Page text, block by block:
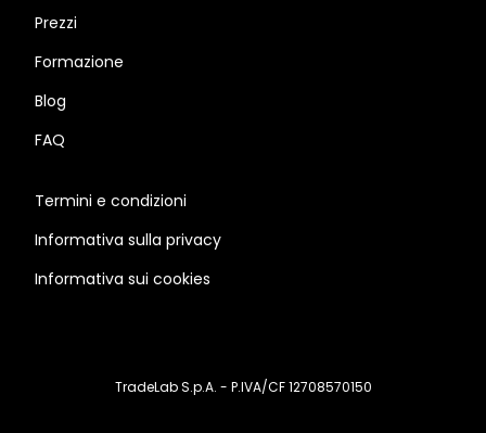
Prezzi
Formazione
Blog
FAQ
Termini e condizioni
Informativa sulla privacy
Informativa sui cookies
TradeLab S.p.A. - P.IVA/CF 12708570150